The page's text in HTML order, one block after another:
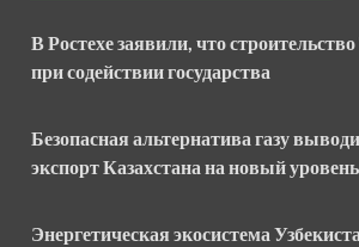
В Ростехе заявили, что
при содействии государства
Безопасная альтернатива газу
экспорт Казахстана на новый уровень
Энергетическая экосистема